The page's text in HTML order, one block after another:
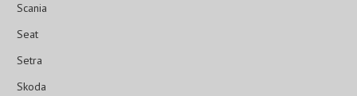
Scania
Seat
Setra
Skoda